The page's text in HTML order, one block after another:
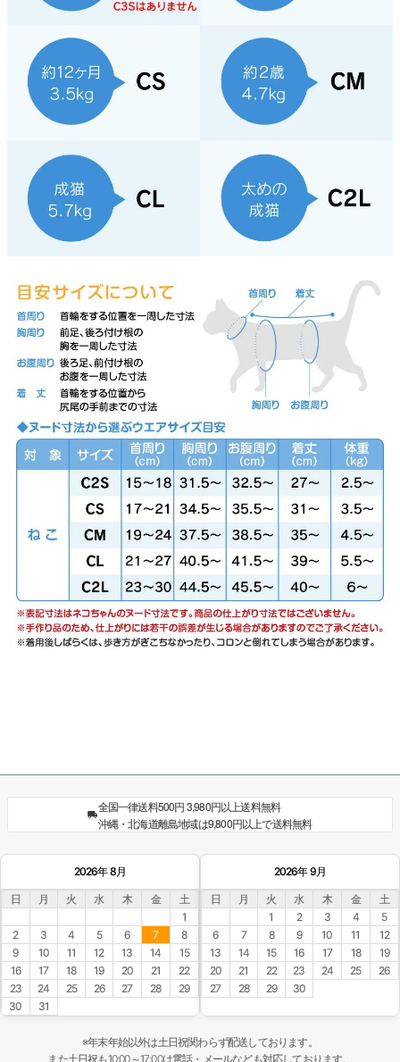
全国一律送料500円 3,980円以上送料無料
沖縄・北海道離島地域は9,800円以上で送料無料
2026年 8月
日 月 火 水 木 金
土
1
2
3 4 5 6 7
8
9
10 11 12 13 14
15
16
17 18 19 20 21
22
23
24 25 26 27 28
29
30
31
2026年 9月
日 月 火 水 木 金
土
1
2 3 4
5
6
7 8 9 10 11
12
13
14 15 16 17 18
19
20
21 22 23 24 25
26
27
28 29 30
※年末年始以外は土日祝関わらず配送しております。
また土日祝も10:00～17:00は電話・メールなども対応しております。